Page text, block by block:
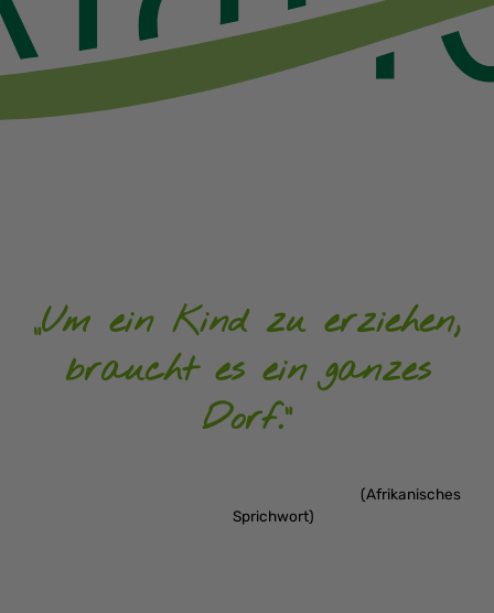
„Um ein Kind zu erziehen,
braucht es ein ganzes
Dorf."
(Afrikanisches
Sprichwort)